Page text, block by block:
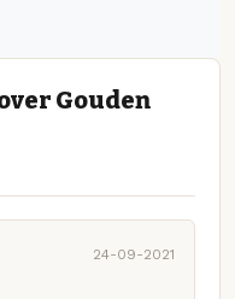
Gouden
24-09-2021